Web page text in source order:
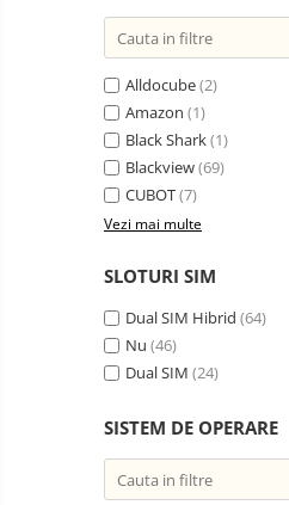
Camere auto DVR
Oglinzi auto smart cu camera
Camere Supraveghere
Mini Video Camera
Accesorii Camere
Supraveghere
Casti Profesionale
smart,
bratari
Smartwatch
Inel Smart
Trotinete
Alldocube(2)
Amazon (1)
Black Shark(1)
Blackview(69)
CUBOT(7)
Vezi mai multe
SLOTURI SIM
Dual SIM Hibrid (64)
Nu (46)
Dual SIM (24)
SISTEM DE OPERARE